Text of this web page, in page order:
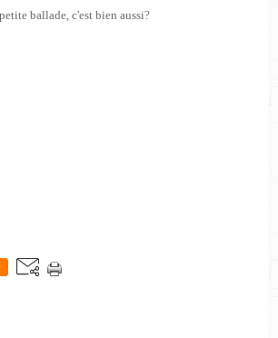
ballade, c'est bien aussi?